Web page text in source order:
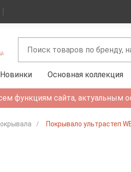
Новинки Основная коллекция
функциям сайта, актуальным
Покрывало ультрастеп